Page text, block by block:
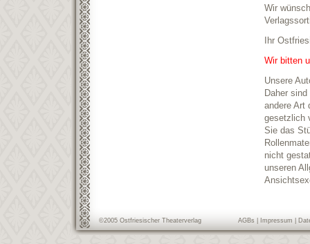
Wir
Ihr
Wir bitten
Unsere
Daher
andere Art
gesetzlich
Sie das
nicht
unseren
©2005 Ostfriesischer Theaterverlag AGBs Impressum